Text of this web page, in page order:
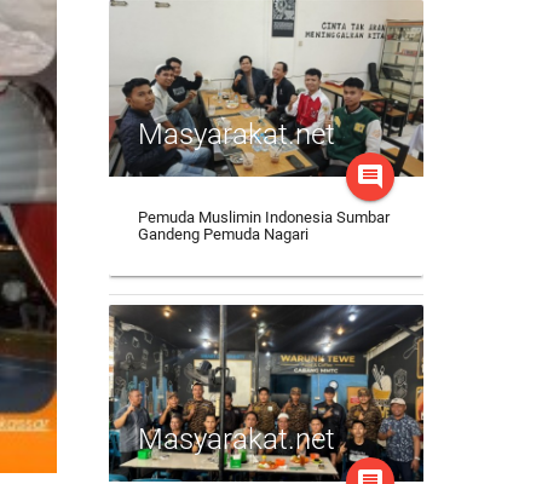
Masyarakat.net
comment
Pemuda Muslimin Indonesia Sumbar
Gandeng Pemuda Nagari
Masyarakat.net